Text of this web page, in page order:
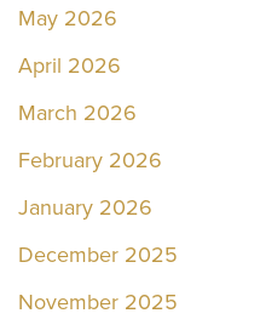
May 2026
April 2026
March 2026
February 2026
January 2026
December 2025
November 2025